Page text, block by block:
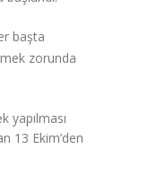
başta
zorunda
yapılması
13 Ekim’den